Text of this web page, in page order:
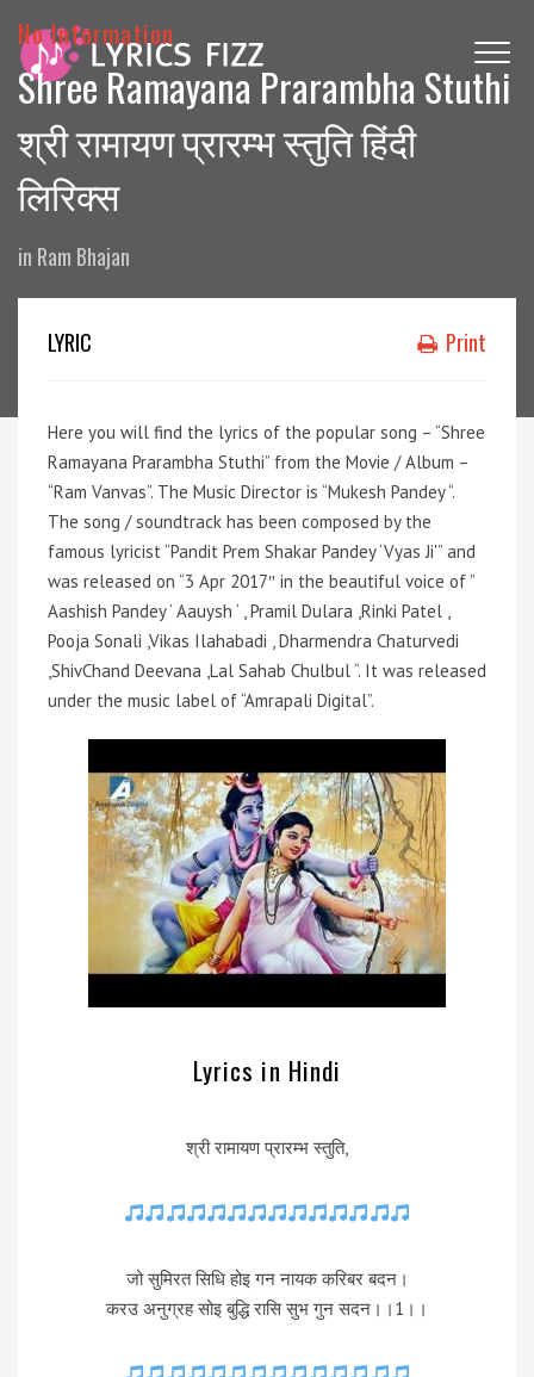
No Information
Shree Ramayana Prarambha Stuthi
श्री रामायण प्रारम्भ स्तुति हिंदी
लिरिक्स
in Ram Bhajan
LYRIC Print
Here you will find the lyrics of the popular song – “Shree
Ramayana Prarambha Stuthi” from the Movie / Album –
“Ram Vanvas”. The Music Director is “Mukesh Pandey “.
The song / soundtrack has been composed by the
famous lyricist “Pandit Prem Shakar Pandey ‘Vyas Ji'” and
was released on “3 Apr 2017″ in the beautiful voice of ”
Aashish Pandey ‘ Aauysh ‘ , Pramil Dulara ,Rinki Patel ,
Pooja Sonali ,Vikas Ilahabadi , Dharmendra Chaturvedi
,ShivChand Deevana ,Lal Sahab Chulbul “. It was released
under the music label of “Amrapali Digital”.
Lyrics in Hindi
श्री रामायण प्रारम्भ स्तुति,
जो सुमिरत सिधि होइ गन नायक करिबर बदन।
करउ अनुग्रह सोइ बुद्धि रासि सुभ गुन सदन।।1।।